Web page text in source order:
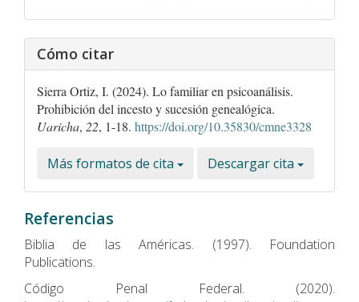
Cómo citar
Sierra Ortiz, I. (2024). Lo familiar en psicoanálisis.
Prohibición del incesto y sucesión genealógica.
Uaricha, 22, 1-18. https://doi.org/10.35830/cmne3328
Más formatos de cita Descargar cita
Referencias
Biblia de las Américas. (1997). Foundation
Publications.
Código Penal Federal. (2020).